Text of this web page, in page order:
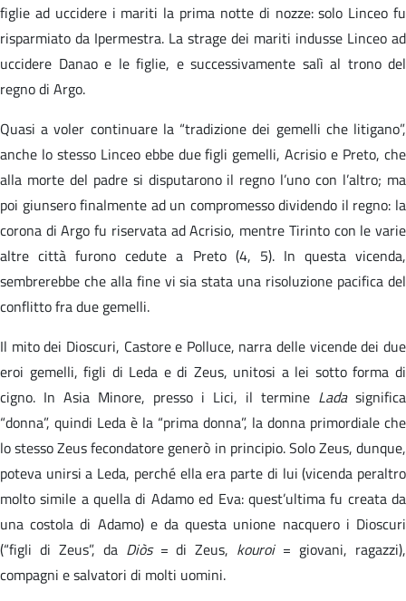
figlie ad uccidere i mariti la prima notte di nozze: solo Linceo fu
risparmiato da Ipermestra. La strage dei mariti indusse Linceo ad
uccidere Danao e le figlie, e successivamente salì al trono del
regno di Argo.
Quasi a voler continuare la “tradizione dei gemelli che litigano”,
anche lo stesso Linceo ebbe due figli gemelli, Acrisio e Preto, che
alla morte del padre si disputarono il regno l’uno con l’altro; ma
poi giunsero finalmente ad un compromesso dividendo il regno: la
corona di Argo fu riservata ad Acrisio, mentre Tirinto con le varie
altre città furono cedute a Preto (4, 5). In questa vicenda,
sembrerebbe che alla fine vi sia stata una risoluzione pacifica del
conflitto fra due gemelli.
Il mito dei Dioscuri, Castore e Polluce, narra delle vicende dei due
eroi gemelli, figli di Leda e di Zeus, unitosi a lei sotto forma di
cigno. In Asia Minore, presso i Lici, il termine Lada significa
“donna”, quindi Leda è la “prima donna”, la donna primordiale che
lo stesso Zeus fecondatore generò in principio. Solo Zeus, dunque,
poteva unirsi a Leda, perché ella era parte di lui (vicenda peraltro
molto simile a quella di Adamo ed Eva: quest’ultima fu creata da
una costola di Adamo) e da questa unione nacquero i Dioscuri
(“figli di Zeus”, da Diòs = di Zeus, kouroi = giovani, ragazzi),
compagni e salvatori di molti uomini.